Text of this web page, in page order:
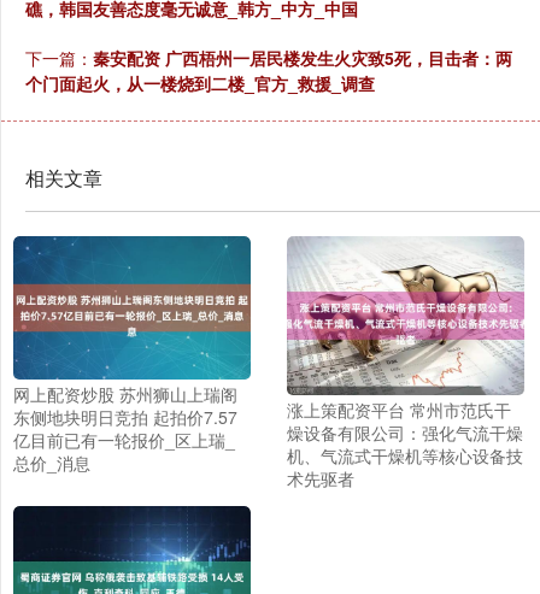
礁，韩国友善态度毫无诚意_韩方_中方_中国
下一篇： 秦安配资 广西梧州一居民楼发生火灾致5死，目击者：两
个门面起火，从一楼烧到二楼_官方_救援_调查
相关文章
网上配资炒股 苏州狮山上瑞阁
东侧地块明日竞拍 起拍价7.57
亿目前已有一轮报价_区上瑞_
总价_消息
涨上策配资平台 常州市范氏干
燥设备有限公司：强化气流干燥
机、气流式干燥机等核心设备技
术先驱者